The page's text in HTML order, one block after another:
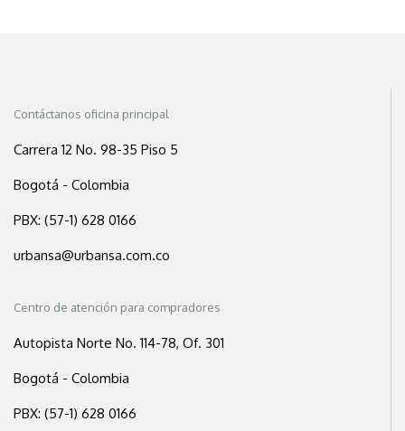
Contáctanos oficina principal
Carrera 12 No. 98-35 Piso 5
Bogotá - Colombia
PBX: (57-1) 628 0166
urbansa@urbansa.com.co
Centro de atención para compradores
Autopista Norte No. 114-78, Of. 301
Bogotá - Colombia
PBX: (57-1) 628 0166